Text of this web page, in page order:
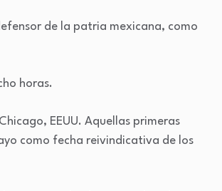
de la patria mexicana, como
horas.
EEUU. Aquellas primeras
como fecha reivindicativa de los